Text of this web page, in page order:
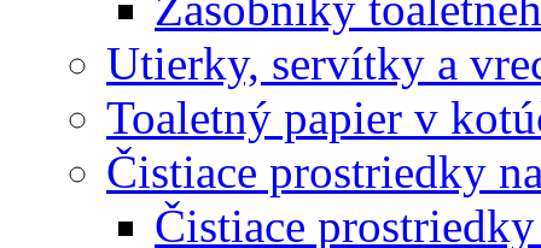
Utierky, servítky a
Toaletný papier v
Čistiace prostriedky
Čistiace